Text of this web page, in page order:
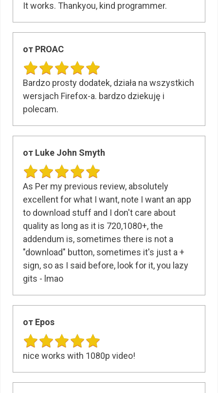
It works. Thankyou, kind programmer.
от PROAC
Bardzo prosty dodatek, działa na wszystkich
wersjach Firefox-a. bardzo dziekuję i
polecam.
от Luke John Smyth
As Per my previous review, absolutely
excellent for what I want, note I want an app
to download stuff and I don't care about
quality as long as it is 720,1080+, the
addendum is, sometimes there is not a
"download" button, sometimes it's just a +
sign, so as I said before, look for it, you lazy
gits - lmao
от Epos
nice works with 1080p video!